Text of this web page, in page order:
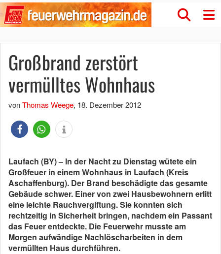
Großbrand zerstört
vermülltes Wohnhaus
vonThomas Weege, 18. Dezember 2012
Laufach (BY) – In der Nacht zu Dienstag wütete ein
Großfeuer in einem Wohnhaus in Laufach (Kreis
Aschaffenburg). Der Brand beschädigte das gesamte
Gebäude schwer. Einer von zwei Hausbewohnern erlitt
eine leichte Rauchvergiftung. Sie konnten sich
rechtzeitig in Sicherheit bringen, nachdem ein Passant
das Feuer entdeckte. Die Feuerwehr musste am
Morgen aufwändige Nachlöscharbeiten in dem
vermüllten Haus durchführen.